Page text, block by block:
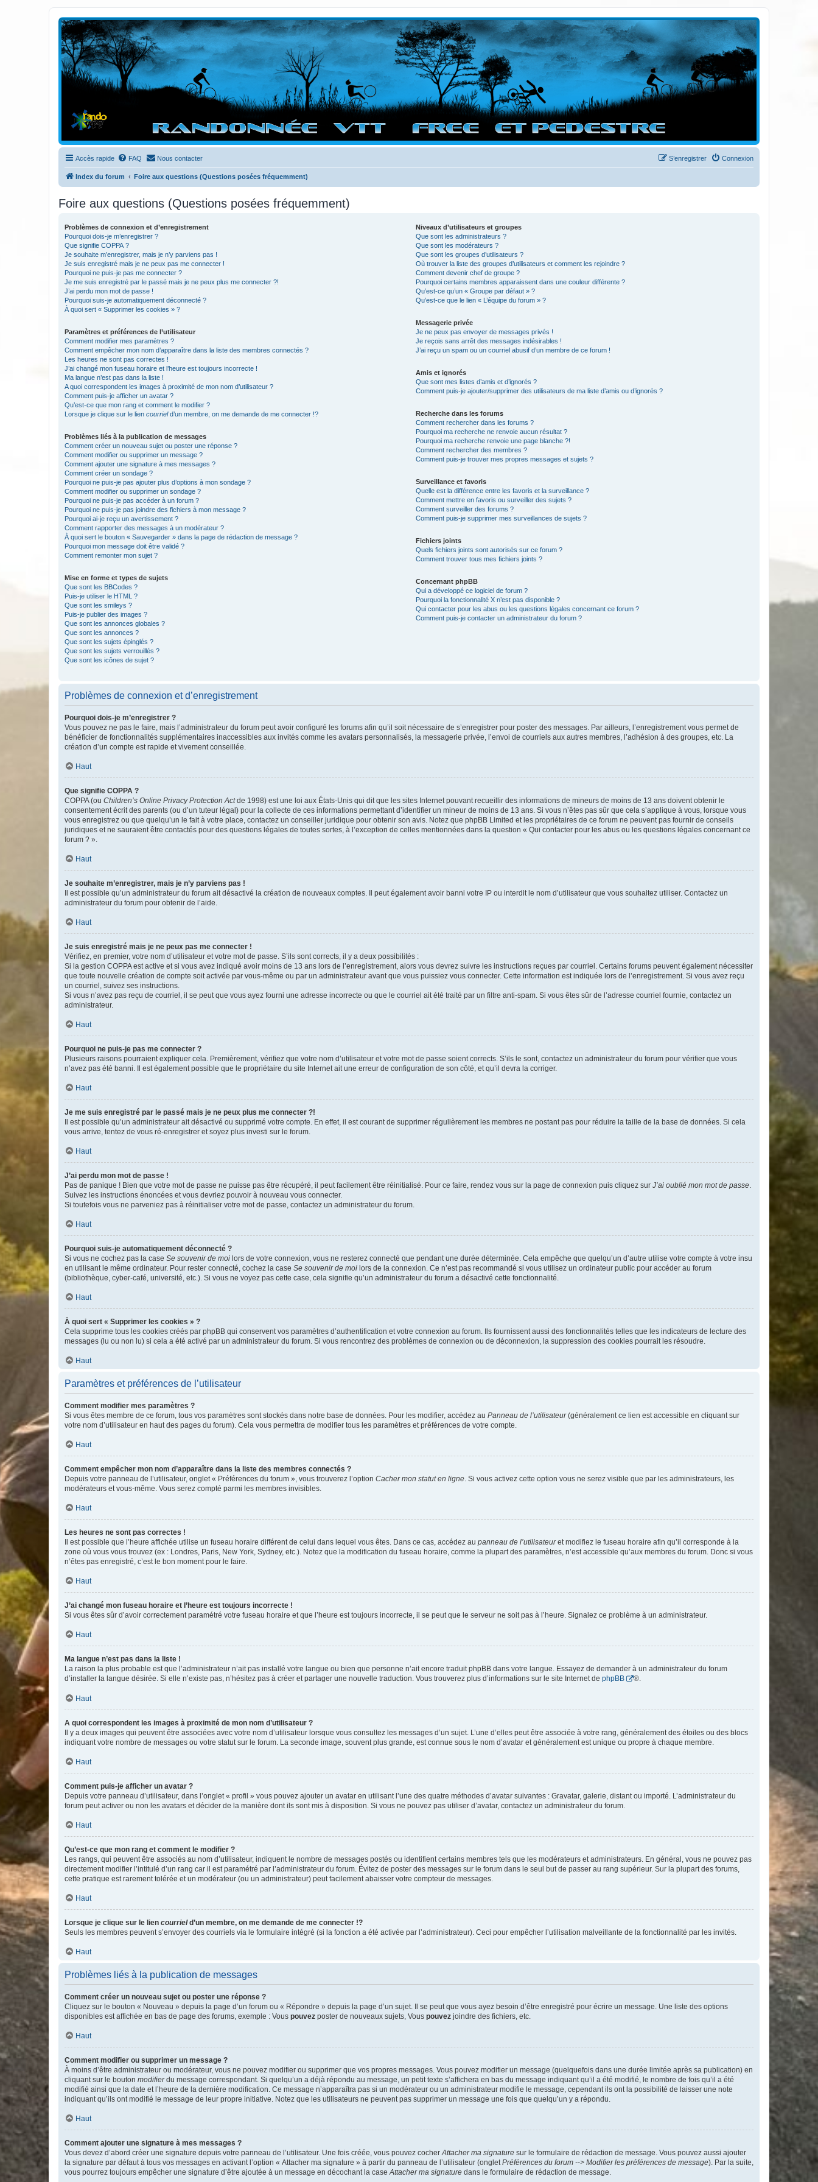
Randovttfree.fr
Bienvenue sur le site des randos vtt et pédestre de Bretagne . Bonne navigation sur le site et bonnes randos dans l'Ouest !
Accès rapide FAQ Nous contacter Connexion
S’enregistrer
Index du forum Foire aux questions (Questions posées fréquemment)
Foire aux questions (Questions posées fréquemment)
Problèmes de connexion et d’enregistrement
Pourquoi dois-je m’enregistrer ?
Que signifie COPPA ?
Je souhaite m’enregistrer, mais je n’y parviens pas !
Je suis enregistré mais je ne peux pas me connecter !
Pourquoi ne puis-je pas me connecter ?
Je me suis enregistré par le passé mais je ne peux plus me connecter ?!
J’ai perdu mon mot de passe !
Pourquoi suis-je automatiquement déconnecté ?
À quoi sert « Supprimer les cookies » ?
Paramètres et préférences de l’utilisateur
Comment modifier mes paramètres ?
Comment empêcher mon nom d’apparaître dans la liste des membres connectés ?
Les heures ne sont pas correctes !
J’ai changé mon fuseau horaire et l’heure est toujours incorrecte !
Ma langue n’est pas dans la liste !
A quoi correspondent les images à proximité de mon nom d’utilisateur ?
Comment puis-je afficher un avatar ?
Qu’est-ce que mon rang et comment le modifier ?
Lorsque je clique sur le lien courrield’un membre, on me demande de me connecter !?
Problèmes liés à la publication de messages
Comment créer un nouveau sujet ou poster une réponse ?
Comment modifier ou supprimer un message ?
Comment ajouter une signature à mes messages ?
Comment créer un sondage ?
Pourquoi ne puis-je pas ajouter plus d’options à mon sondage ?
Comment modifier ou supprimer un sondage ?
Pourquoi ne puis-je pas accéder à un forum ?
Pourquoi ne puis-je pas joindre des fichiers à mon message ?
Pourquoi ai-je reçu un avertissement ?
Comment rapporter des messages à un modérateur ?
À quoi sert le bouton « Sauvegarder » dans la page de rédaction de message ?
Pourquoi mon message doit être validé ?
Comment remonter mon sujet ?
Mise en forme et types de sujets
Que sont les BBCodes ?
Puis-je utiliser le HTML ?
Que sont les smileys ?
Puis-je publier des images ?
Que sont les annonces globales ?
Que sont les annonces ?
Que sont les sujets épinglés ?
Que sont les sujets verrouillés ?
Que sont les icônes de sujet ?
Niveaux d’utilisateurs et groupes
Que sont les administrateurs ?
Que sont les modérateurs ?
Que sont les groupes d’utilisateurs ?
Où trouver la liste des groupes d’utilisateurs et comment les rejoindre ?
Comment devenir chef de groupe ?
Pourquoi certains membres apparaissent dans une couleur différente ?
Qu’est-ce qu’un « Groupe par défaut » ?
Qu’est-ce que le lien « L’équipe du forum » ?
Messagerie privée
Je ne peux pas envoyer de messages privés !
Je reçois sans arrêt des messages indésirables !
J’ai reçu un spam ou un courriel abusif d’un membre de ce forum !
Amis et ignorés
Que sont mes listes d’amis et d’ignorés ?
Comment puis-je ajouter/supprimer des utilisateurs de ma liste d’amis ou d’ignorés ?
Recherche dans les forums
Comment rechercher dans les forums ?
Pourquoi ma recherche ne renvoie aucun résultat ?
Pourquoi ma recherche renvoie une page blanche ?!
Comment rechercher des membres ?
Comment puis-je trouver mes propres messages et sujets ?
Surveillance et favoris
Quelle est la différence entre les favoris et la surveillance ?
Comment mettre en favoris ou surveiller des sujets ?
Comment surveiller des forums ?
Comment puis-je supprimer mes surveillances de sujets ?
Fichiers joints
Quels fichiers joints sont autorisés sur ce forum ?
Comment trouver tous mes fichiers joints ?
Concernant phpBB
Qui a développé ce logiciel de forum ?
Pourquoi la fonctionnalité X n’est pas disponible ?
Qui contacter pour les abus ou les questions légales concernant ce forum ?
Comment puis-je contacter un administrateur du forum ?
Problèmes de connexion et d’enregistrement
Pourquoi dois-je m’enregistrer ?
Vous pouvez ne pas le faire, mais l’administrateur du forum peut avoir configuré les forums afin qu’il soit nécessaire de s’enregistrer pour poster des messages. Par ailleurs, l’enregistrement vous permet de
bénéficier de fonctionnalités supplémentaires inaccessibles aux invités comme les avatars personnalisés, la messagerie privée, l’envoi de courriels aux autres membres, l’adhésion à des groupes, etc. La
création d’un compte est rapide et vivement conseillée.
Haut
Que signifie COPPA ?
COPPA (ou Children’s Online Privacy Protection Actde 1998) est une loi aux États-Unis qui dit que les sites Internet pouvant recueillir des informations de mineurs de moins de 13 ans doivent obtenir le
consentement écrit des parents (ou d’un tuteur légal) pour la collecte de ces informations permettant d’identifier un mineur de moins de 13 ans. Si vous n’êtes pas sûr que cela s’applique à vous, lorsque vous
vous enregistrez ou que quelqu’un le fait à votre place, contactez un conseiller juridique pour obtenir son avis. Notez que phpBB Limited et les propriétaires de ce forum ne peuvent pas fournir de conseils
juridiques et ne sauraient être contactés pour des questions légales de toutes sortes, à l’exception de celles mentionnées dans la question « Qui contacter pour les abus ou les questions légales concernant ce
forum ? ».
Haut
Je souhaite m’enregistrer, mais je n’y parviens pas !
Il est possible qu’un administrateur du forum ait désactivé la création de nouveaux comptes. Il peut également avoir banni votre IP ou interdit le nom d’utilisateur que vous souhaitez utiliser. Contactez un
administrateur du forum pour obtenir de l’aide.
Haut
Je suis enregistré mais je ne peux pas me connecter !
Vérifiez, en premier, votre nom d’utilisateur et votre mot de passe. S’ils sont corrects, il y a deux possibilités :
Si la gestion COPPA est active et si vous avez indiqué avoir moins de 13 ans lors de l’enregistrement, alors vous devrez suivre les instructions reçues par courriel. Certains forums peuvent également nécessiter
que toute nouvelle création de compte soit activée par vous-même ou par un administrateur avant que vous puissiez vous connecter. Cette information est indiquée lors de l’enregistrement. Si vous avez reçu
un courriel, suivez ses instructions.
Si vous n’avez pas reçu de courriel, il se peut que vous ayez fourni une adresse incorrecte ou que le courriel ait été traité par un filtre anti-spam. Si vous êtes sûr de l’adresse courriel fournie, contactez un
administrateur.
Haut
Pourquoi ne puis-je pas me connecter ?
Plusieurs raisons pourraient expliquer cela. Premièrement, vérifiez que votre nom d’utilisateur et votre mot de passe soient corrects. S’ils le sont, contactez un administrateur du forum pour vérifier que vous
n’avez pas été banni. Il est également possible que le propriétaire du site Internet ait une erreur de configuration de son côté, et qu’il devra la corriger.
Haut
Je me suis enregistré par le passé mais je ne peux plus me connecter ?!
Il est possible qu’un administrateur ait désactivé ou supprimé votre compte. En effet, il est courant de supprimer régulièrement les membres ne postant pas pour réduire la taille de la base de données. Si cela
vous arrive, tentez de vous ré-enregistrer et soyez plus investi sur le forum.
Haut
J’ai perdu mon mot de passe !
Pas de panique ! Bien que votre mot de passe ne puisse pas être récupéré, il peut facilement être réinitialisé. Pour ce faire, rendez vous sur la page de connexion puis cliquez sur J’ai oublié mon mot de passe.
Suivez les instructions énoncées et vous devriez pouvoir à nouveau vous connecter.
Si toutefois vous ne parveniez pas à réinitialiser votre mot de passe, contactez un administrateur du forum.
Haut
Pourquoi suis-je automatiquement déconnecté ?
Si vous ne cochez pas la case Se souvenir de moi lors de votre connexion, vous ne resterez connecté que pendant une durée déterminée. Cela empêche que quelqu’un d’autre utilise votre compte à votre insu
en utilisant le même ordinateur. Pour rester connecté, cochez la case Se souvenir de moi lors de la connexion. Ce n’est pas recommandé si vous utilisez un ordinateur public pour accéder au forum
(bibliothèque, cyber-café, université, etc.). Si vous ne voyez pas cette case, cela signifie qu’un administrateur du forum a désactivé cette fonctionnalité.
Haut
À quoi sert « Supprimer les cookies » ?
Cela supprime tous les cookies créés par phpBB qui conservent vos paramètres d’authentification et votre connexion au forum. Ils fournissent aussi des fonctionnalités telles que les indicateurs de lecture des
messages (lu ou non lu) si cela a été activé par un administrateur du forum. Si vous rencontrez des problèmes de connexion ou de déconnexion, la suppression des cookies pourrait les résoudre.
Haut
Paramètres et préférences de l’utilisateur
Comment modifier mes paramètres ?
Si vous êtes membre de ce forum, tous vos paramètres sont stockés dans notre base de données. Pour les modifier, accédez au Panneau de l’utilisateur(généralement ce lien est accessible en cliquant sur
votre nom d’utilisateur en haut des pages du forum). Cela vous permettra de modifier tous les paramètres et préférences de votre compte.
Haut
Comment empêcher mon nom d’apparaître dans la liste des membres connectés ?
Depuis votre panneau de l’utilisateur, onglet « Préférences du forum », vous trouverez l’option Cacher mon statut en ligne. Si vous activez cette option vous ne serez visible que par les administrateurs, les
modérateurs et vous-même. Vous serez compté parmi les membres invisibles.
Haut
Les heures ne sont pas correctes !
Il est possible que l’heure affichée utilise un fuseau horaire différent de celui dans lequel vous êtes. Dans ce cas, accédez au panneau de l’utilisateuret modifiez le fuseau horaire afin qu’il corresponde à la
zone où vous vous trouvez (ex : Londres, Paris, New York, Sydney, etc.). Notez que la modification du fuseau horaire, comme la plupart des paramètres, n’est accessible qu’aux membres du forum. Donc si vous
n’êtes pas enregistré, c’est le bon moment pour le faire.
Haut
J’ai changé mon fuseau horaire et l’heure est toujours incorrecte !
Si vous êtes sûr d’avoir correctement paramétré votre fuseau horaire et que l’heure est toujours incorrecte, il se peut que le serveur ne soit pas à l’heure. Signalez ce problème à un administrateur.
Haut
Ma langue n’est pas dans la liste !
La raison la plus probable est que l’administrateur n’ait pas installé votre langue ou bien que personne n’ait encore traduit phpBB dans votre langue. Essayez de demander à un administrateur du forum
d’installer la langue désirée. Si elle n’existe pas, n’hésitez pas à créer et partager une nouvelle traduction. Vous trouverez plus d’informations sur le site Internet de phpBB ®.
Haut
A quoi correspondent les images à proximité de mon nom d’utilisateur ?
Il y a deux images qui peuvent être associées avec votre nom d’utilisateur lorsque vous consultez les messages d’un sujet. L’une d’elles peut être associée à votre rang, généralement des étoiles ou des blocs
indiquant votre nombre de messages ou votre statut sur le forum. La seconde image, souvent plus grande, est connue sous le nom d’avatar et généralement est unique ou propre à chaque membre.
Haut
Comment puis-je afficher un avatar ?
Depuis votre panneau d’utilisateur, dans l’onglet « profil » vous pouvez ajouter un avatar en utilisant l’une des quatre méthodes d’avatar suivantes : Gravatar, galerie, distant ou importé. L’administrateur du
forum peut activer ou non les avatars et décider de la manière dont ils sont mis à disposition. Si vous ne pouvez pas utiliser d’avatar, contactez un administrateur du forum.
Haut
Qu’est-ce que mon rang et comment le modifier ?
Les rangs, qui peuvent être associés au nom d’utilisateur, indiquent le nombre de messages postés ou identifient certains membres tels que les modérateurs et administrateurs. En général, vous ne pouvez pas
directement modifier l’intitulé d’un rang car il est paramétré par l’administrateur du forum. Évitez de poster des messages sur le forum dans le seul but de passer au rang supérieur. Sur la plupart des forums,
cette pratique est rarement tolérée et un modérateur (ou un administrateur) peut facilement abaisser votre compteur de messages.
Haut
Lorsque je clique sur le lien courrield’un membre, on me demande de me connecter !?
Seuls les membres peuvent s’envoyer des courriels via le formulaire intégré (si la fonction a été activée par l’administrateur). Ceci pour empêcher l’utilisation malveillante de la fonctionnalité par les invités.
Haut
Problèmes liés à la publication de messages
Comment créer un nouveau sujet ou poster une réponse ?
Cliquez sur le bouton « Nouveau » depuis la page d’un forum ou « Répondre » depuis la page d’un sujet. Il se peut que vous ayez besoin d’être enregistré pour écrire un message. Une liste des options
disponibles est affichée en bas de page des forums, exemple : Vous pouvez poster de nouveaux sujets, Vous pouvez joindre des fichiers, etc.
Haut
Comment modifier ou supprimer un message ?
À moins d’être administrateur ou modérateur, vous ne pouvez modifier ou supprimer que vos propres messages. Vous pouvez modifier un message (quelquefois dans une durée limitée après sa publication) en
cliquant sur le bouton modifierdu message correspondant. Si quelqu’un a déjà répondu au message, un petit texte s’affichera en bas du message indiquant qu’il a été modifié, le nombre de fois qu’il a été
modifié ainsi que la date et l’heure de la dernière modification. Ce message n’apparaîtra pas si un modérateur ou un administrateur modifie le message, cependant ils ont la possibilité de laisser une note
indiquant qu’ils ont modifié le message de leur propre initiative. Notez que les utilisateurs ne peuvent pas supprimer un message une fois que quelqu’un y a répondu.
Haut
Comment ajouter une signature à mes messages ?
Vous devez d’abord créer une signature depuis votre panneau de l’utilisateur. Une fois créée, vous pouvez cocherAttacher ma signature sur le formulaire de rédaction de message. Vous pouvez aussi ajouter
la signature par défaut à tous vos messages en activant l’option « Attacher ma signature » à partir du panneau de l’utilisateur (ongletPréférences du forum --> Modifier les préférences de message). Par la suite,
vous pourrez toujours empêcher une signature d’être ajoutée à un message en décochant la caseAttacher ma signature dans le formulaire de rédaction de message.